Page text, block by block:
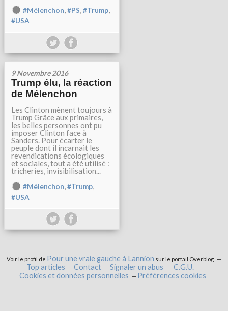
#Mélenchon,#PS,#Trump,
#USA
9 Novembre 2016
Trump élu, la réaction
de Mélenchon
Les Clinton mènent toujours à
Trump Grâce aux primaires,
les belles personnes ont pu
imposer Clinton face à
Sanders. Pour écarter le
peuple dont il incarnait les
revendications écologiques
et sociales, tout a été utilisé :
tricheries, invisibilisation...
#Mélenchon,#Trump,
#USA
Voir le profil de Pour une vraie gauche à Lannion sur le portail Overblog
Top articles Contact Signaler un abus
C.G.U.
Cookies et données personnelles
Préférences cookies